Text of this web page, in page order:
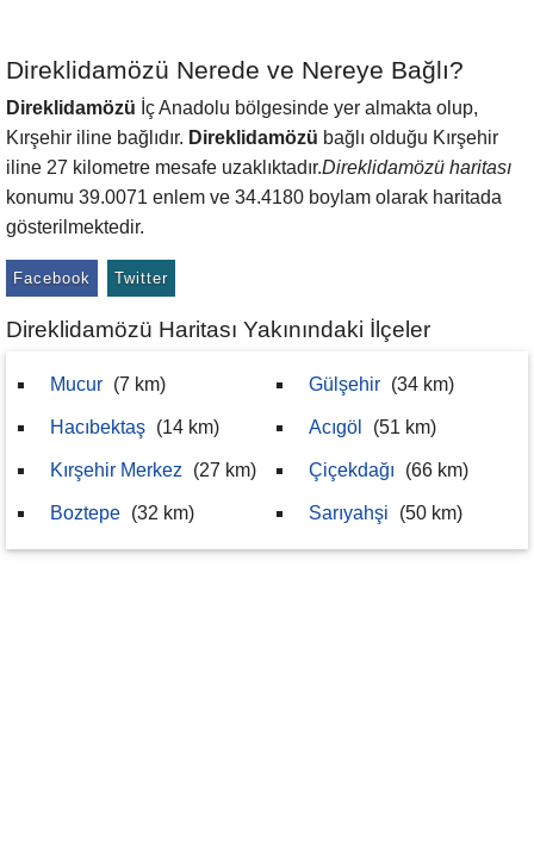
Direklidamözü Nerede ve Nereye Bağlı?
Direklidamözü İç Anadolu bölgesinde yer almakta olup,
Kırşehir iline bağlıdır. Direklidamözü bağlı olduğu Kırşehir
iline 27 kilometre mesafe uzaklıktadır.Direklidamözü haritası
konumu 39.0071 enlem ve 34.4180 boylam olarak haritada
gösterilmektedir.
Facebook Twitter
Direklidamözü Haritası Yakınındaki İlçeler
Mucur (7 km)
Hacıbektaş (14 km)
Kırşehir Merkez (27 km)
Boztepe (32 km)
Gülşehir (34 km)
Acıgöl (51 km)
Çiçekdağı (66 km)
Sarıyahşi (50 km)